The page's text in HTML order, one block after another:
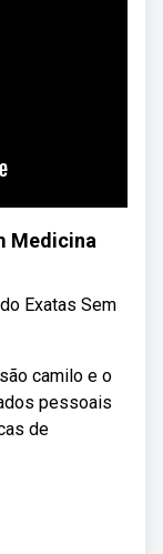
Medicina
Exatas Sem
camilo e o
pessoais
de